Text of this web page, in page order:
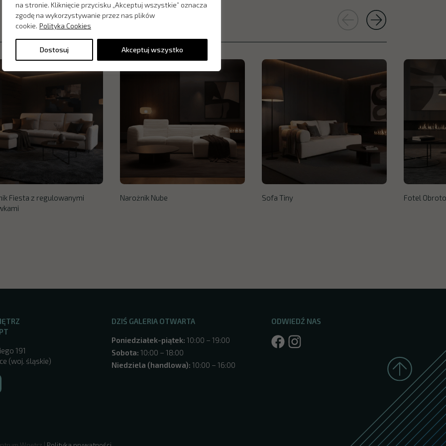
na stronie. Kliknięcie przycisku „Akceptuj wszystkie” oznacza
zgodę na wykorzystywanie przez nas plików
cookie. Polityka Cookies
Dostosuj Akceptuj wszystko
Fiesta z regulowanymi
Narożnik Nube Sofa Tiny Fotel
191
(woj. śląskie)
DZIŚ GALERIA OTWARTA
Poniedziałek-piątek: 10:00 – 19:00
Sobota: 10:00 – 18:00
Niedziela (handlowa): 10:00 – 16:00
ODWIEDŹ NAS